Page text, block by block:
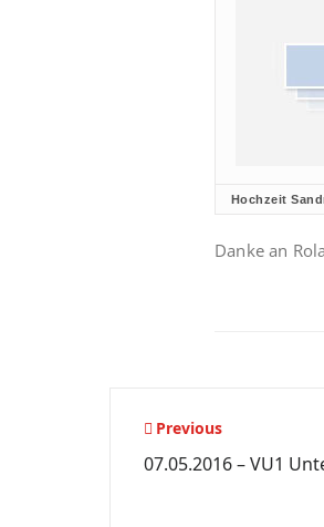
Hochzeit
Danke an
Previous
07.05.2016 – VU1